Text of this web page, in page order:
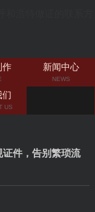
作 新闻中心
NEWS
们
US
件，告别繁琐流